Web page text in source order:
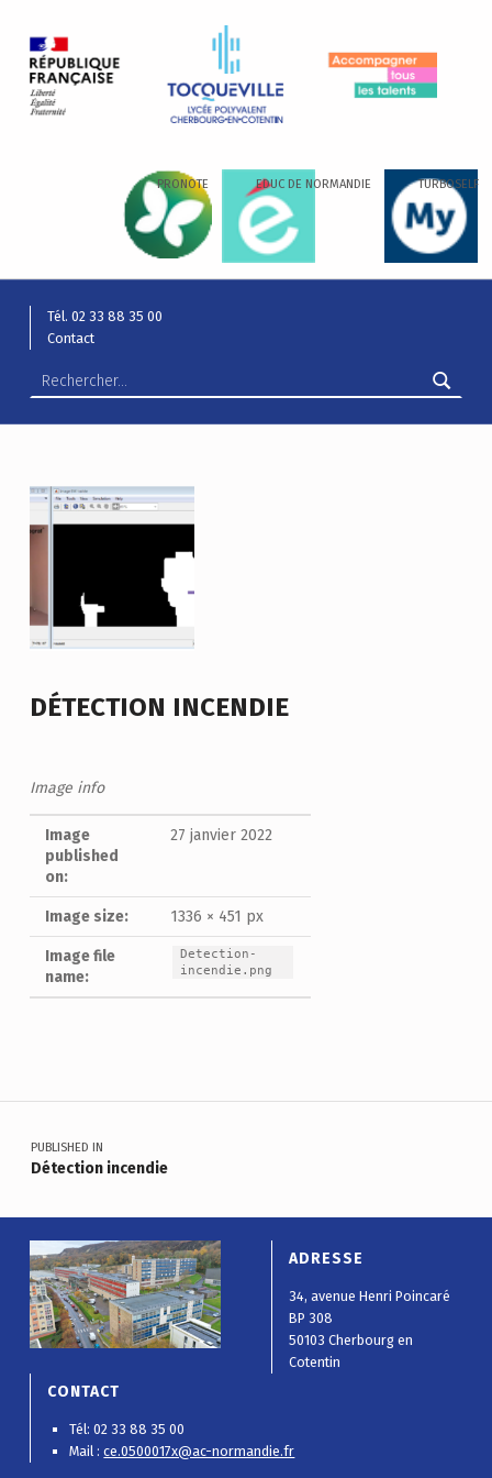
PRONOTE EDUC DE NORMANDIE TURBOSELF
Tél. 02 33 88 35 00
Contact
DÉTECTION INCENDIE
Image info
Image
published
on:
27 janvier 2022
Image size: 1336 × 451 px
Image file
name:
Detection-
incendie.png
Navigation de l’article
PUBLISHED IN
Détection incendie
ADRESSE
34, avenue Henri Poincaré
BP 308
50103 Cherbourg en
Cotentin
CONTACT
Tél: 02 33 88 35 00
Mail :ce.0500017x@ac-normandie.fr